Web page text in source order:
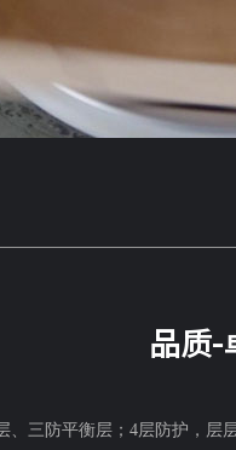
品质-
三防平衡层；4层防护，